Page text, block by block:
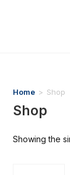
Home > Shop
Shop
Showing the